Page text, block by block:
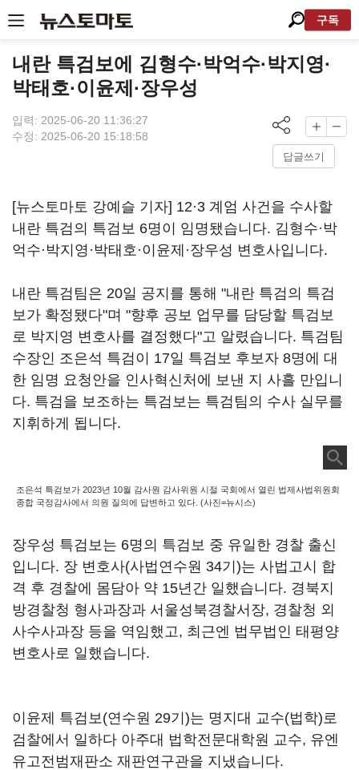
구독
내란 특검보에 김형수·박억수·박지영·
박태호·이윤제·장우성
입력: 2025-06-20 11:36:27
수정: 2025-06-20 15:18:58
답글쓰기
[뉴스토마토 강예슬 기자] 12·3 계엄 사건을 수사할
내란 특검의 특검보 6명이 임명됐습니다. 김형수·박
억수·박지영·박태호·이윤제·장우성 변호사입니다.
내란 특검팀은 20일 공지를 통해 "내란 특검의 특검
보가 확정됐다"며 "향후 공보 업무를 담당할 특검보
로 박지영 변호사를 결정했다"고 알렸습니다. 특검팀
수장인 조은석 특검이 17일 특검보 후보자 8명에 대
한 임명 요청안을 인사혁신처에 보낸 지 사흘 만입니
다. 특검을 보조하는 특검보는 특검팀의 수사 실무를
지휘하게 됩니다.
조은석 특검보가 2023년 10월 감사원 감사위원 시절 국회에서 열린 법제사법위원회
종합 국정감사에서 의원 질의에 답변하고 있다. (사진=뉴시스)
장우성 특검보는 6명의 특검보 중 유일한 경찰 출신
입니다. 장 변호사(사법연수원 34기)는 사법고시 합
격 후 경찰에 몸담아 약 15년간 일했습니다. 경북지
방경찰청 형사과장과 서울성북경찰서장, 경찰청 외
사수사과장 등을 역임했고, 최근엔 법무법인 태평양
변호사로 일했습니다.
이윤제 특검보(연수원 29기)는 명지대 교수(법학)로
검찰에서 일하다 아주대 법학전문대학원 교수, 유엔
유고전범재판소 재판연구관을 지냈습니다.